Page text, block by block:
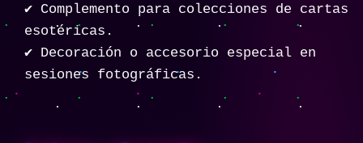
✔️ Complemento para colecciones de cartas
esotéricas.
✔️ Decoración o accesorio especial en
sesiones fotográficas.